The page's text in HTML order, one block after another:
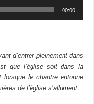
00:00
d’entrer pleinement dans
que l’église soit dans la
lorsque le chantre entonne
de l’église s’allument.